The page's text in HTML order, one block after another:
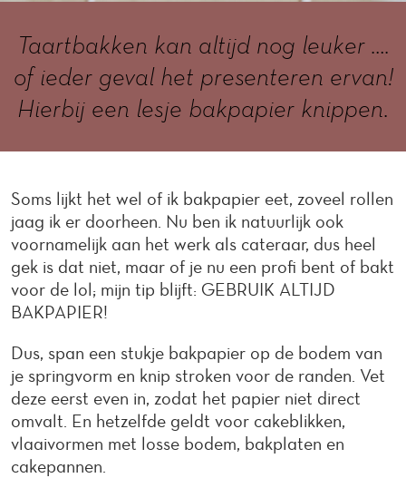
Taartbakken kan altijd nog leuker ….
of ieder geval het presenteren ervan!
Hierbij een lesje bakpapier knippen.
Soms lijkt het wel of ik bakpapier eet, zoveel rollen
jaag ik er doorheen. Nu ben ik natuurlijk ook
voornamelijk aan het werk als cateraar, dus heel
gek is dat niet, maar of je nu een profi bent of bakt
voor de lol; mijn tip blijft: GEBRUIK ALTIJD
BAKPAPIER!
Dus, span een stukje bakpapier op de bodem van
je springvorm en knip stroken voor de randen. Vet
deze eerst even in, zodat het papier niet direct
omvalt. En hetzelfde geldt voor cakeblikken,
vlaaivormen met losse bodem, bakplaten en
cakepannen.